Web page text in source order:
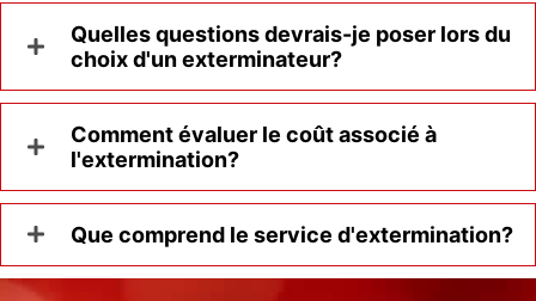
Quelles questions devrais-je poser lors du
choix d'un exterminateur?
Comment évaluer le coût associé à
l'extermination?
Que comprend le service d'extermination?